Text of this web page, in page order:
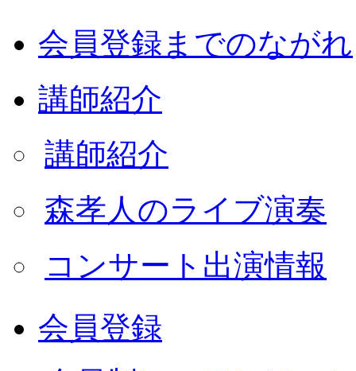
会員登録までのながれ
講師紹介
講師紹介
森孝人のライブ演奏
コンサート出演情報
会員登録